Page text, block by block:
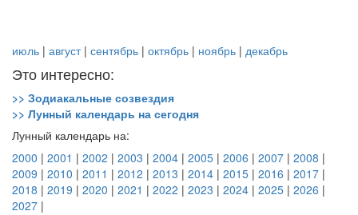
июль | август| сентябрь | октябрь | ноябрь | декабрь
Это интересно:
>> Зодиакальные созвездия
>> Лунный календарь на сегодня
Лунный календарь на:
2000 | 2001 | 2002 | 2003 | 2004 | 2005 | 2006 | 2007 | 2008 |
2009 | 2010 | 2011 | 2012 | 2013 | 2014 | 2015 | 2016 | 2017 |
2018 | 2019 | 2020 | 2021 | 2022 | 2023 | 2024 | 2025 | 2026 |
2027 |